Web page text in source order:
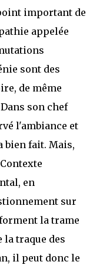
important de
appelée
sont des
de même
son chef
l'ambiance et
bien fait. Mais,
en
sur
la trame
traque des
il peut donc le